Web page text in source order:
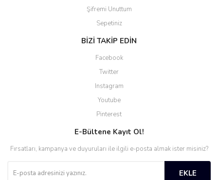
Şifremi Unuttum
Sepetiniz
BİZİ TAKİP EDİN
Facebook
Twitter
Instagram
Youtube
Pinterest
E-Bültene Kayıt Ol!
Fırsatları, kampanya ve duyuruları ile ilgili e-posta almak ister misiniz?
EKLE